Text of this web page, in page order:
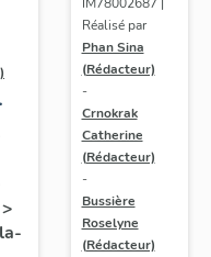
>
Réalisé par
Phan Sina
(Rédacteur)
-
Crnokrak
Catherine
(Rédacteur)
-
Bussière
Roselyne
(Rédacteur)